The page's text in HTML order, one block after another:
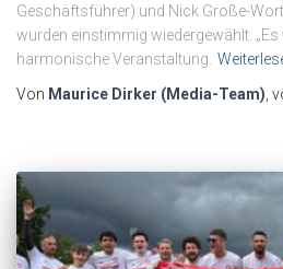
Geschäftsführer) und Nick Große-
wurden einstimmig wiedergewählt.
harmonische Veranstaltung.
Von Maurice Dirker (Media-Team),